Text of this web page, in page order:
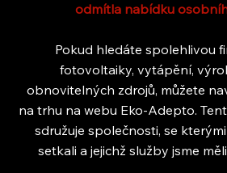
odmítla nabídku
Pokud hledáte spolehlivou
fotovoltaiky, vytápění,
obnovitelných zdrojů, můžete
na trhu na webu Eko-Adepto.
sdružuje společnosti, se
setkali a jejichž služby jsme